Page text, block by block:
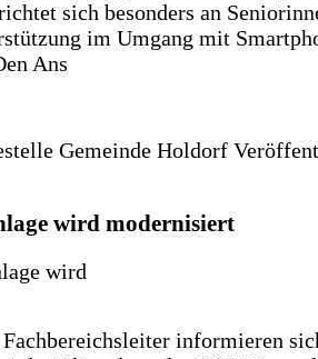
sich besonders an
im Umgang mit
Ans
Gemeinde Holdorf
wird modernisiert
informieren